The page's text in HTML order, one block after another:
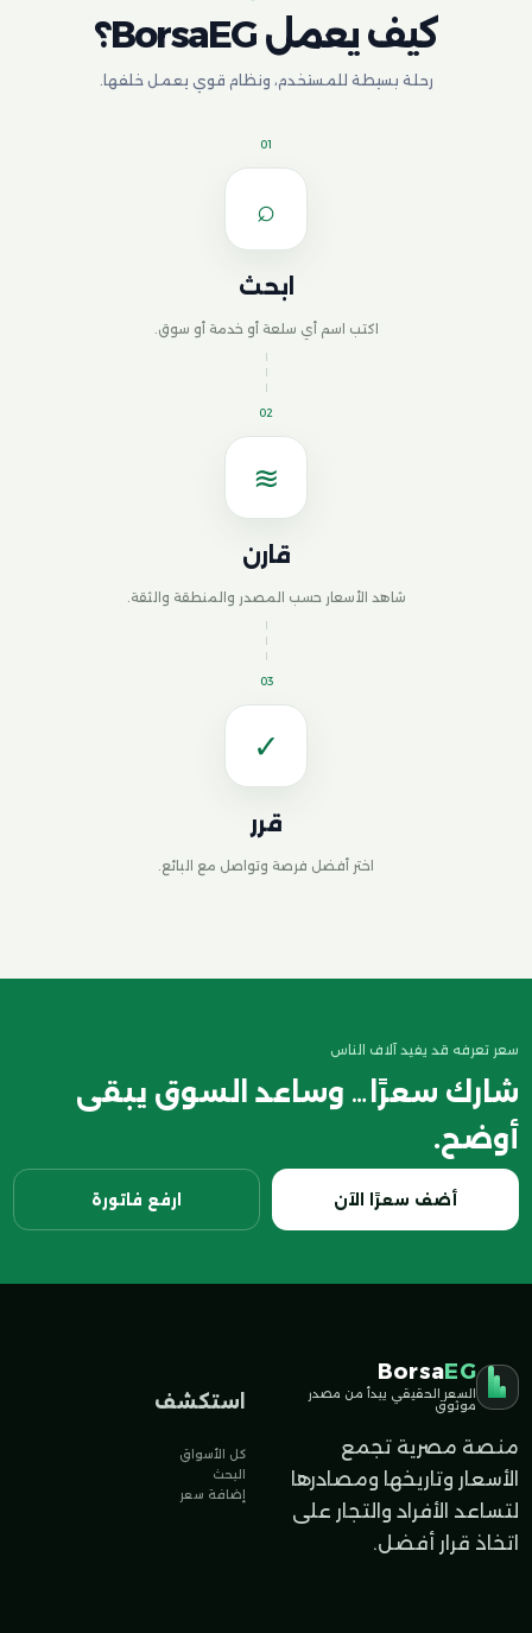
كيف يعمل BorsaEG؟
رحلة بسيطة للمستخدم، ونظام قوي يعمل خلفها.
01
⌕
ابحث
اكتب اسم أي سلعة أو خدمة أو سوق.
02
≋
قارن
شاهد الأسعار حسب المصدر والمنطقة والثقة.
03
✓
قرر
اختر أفضل فرصة وتواصل مع البائع.
سعر تعرفه قد يفيد آلاف الناس
شارك سعرًا… وساعد السوق يبقى
أوضح.
أضف سعرًا الآن ارفع فاتورة
BorsaEG
السعر الحقيقي يبدأ من مصدر
موثوق
منصة مصرية تجمع
الأسعار وتاريخها ومصادرها
لتساعد الأفراد والتجار على
اتخاذ قرار أفضل.
استكشف
كل الأسواق
البحث
إضافة سعر